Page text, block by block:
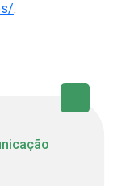
.